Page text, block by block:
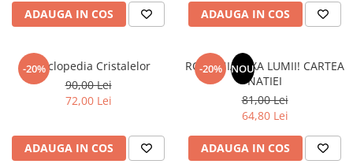
Poezie
romantice
Senzatii/Dragoste
Senzatii/Erotic
Senzatii/Thriller
ADAUGA IN COS ADAUGA IN COS
-20%
Enciclopedia Cristalelor
90,00 Lei
72,00 Lei
ADAUGA IN COS
-20% NOU
ROMANIA, AXA LUMII! CARTEA
NATIEI
81,00 Lei
64,80 Lei
ADAUGA IN COS